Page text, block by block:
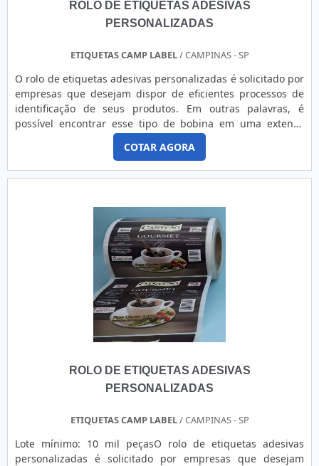
ROLO DE ETIQUETAS ADESIVAS
PERSONALIZADAS
ETIQUETAS CAMP LABEL/ CAMPINAS - SP
O rolo de etiquetas adesivas personalizadas é solicitado por
empresas que desejam dispor de eficientes processos de
identificação de seus produtos. Em outras palavras, é
possível encontrar esse tipo de bobina em uma extensa
gama de opções, tais como em diferentes cores, materiais e
tamanhos. AS PRINCIPAIS VANTAGENS DA
AQUISIÇÃOPodendo ainda conter informações e o próprio
logo da empresa fabricante e fornecedora, as etiquetas
COTAR AGORA
ROLO DE ETIQUETAS ADESIVAS
PERSONALIZADAS
ETIQUETAS CAMP LABEL/ CAMPINAS - SP
Lote mínimo: 10 mil peçasO rolo de etiquetas adesivas
personalizadas é solicitado por empresas que desejam